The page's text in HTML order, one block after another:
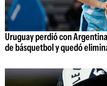
Uruguay perdió con
de básquetbol y quedó